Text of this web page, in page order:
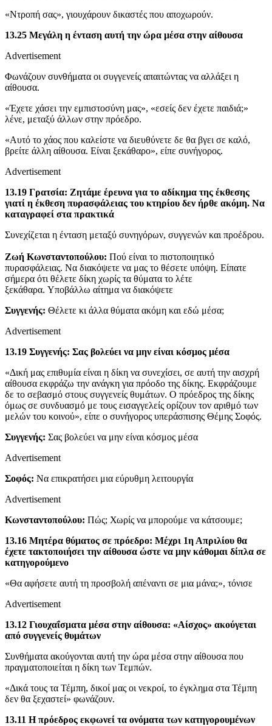
«Ντροπή σας», γιουχάρουν δικαστές που αποχωρούν.
13.25 Μεγάλη η ένταση αυτή την ώρα μέσα στην αίθουσα
Advertisement
Φωνάζουν συνθήματα οι συγγενείς απαιτώντας να αλλάξει η
αίθουσα.
«Έχετε χάσει την εμπιστοσύνη μας», «εσείς δεν έχετε παιδιά;»
λένε, μεταξύ άλλων στην πρόεδρο.
«Αυτό το χάος που καλείστε να διευθύνετε δε θα βγει σε καλό,
βρείτε άλλη αίθουσα. Είναι ξεκάθαρο», είπε συνήγορος.
Advertisement
13.19 Γρατσία: Ζητάμε έρευνα για το αδίκημα της έκθεσης
γιατί η έκθεση πυρασφάλειας του κτηρίου δεν ήρθε ακόμη. Να
καταγραφεί στα πρακτικά
Συνεχίζεται η ένταση μεταξύ συνηγόρων, συγγενών και προέδρου.
Ζωή Κωνσταντοπούλου: Πού είναι το πιστοποιητικό
πυρασφάλειας. Να διακόψετε να μας το θέσετε υπόψη. Είπατε
σήμερα ότι θέλετε δίκη χωρίς τα θύματα το λέτε
ξεκάθαρα. Υποβάλλω αίτημα να διακόψετε
Συγγενής: Θέλετε κι άλλα θύματα ακόμη και εδώ μέσα;
Advertisement
13.19 Συγγενής: Σας βολεύει να μην είναι κόσμος μέσα
«Δική μας επιθυμία είναι η δίκη να συνεχίσει, σε αυτή την αισχρή
αίθουσα εκφράζω την ανάγκη για πρόοδο της δίκης. Εκφράζουμε
δε το σεβασμό στους συγγενείς θυμάτων. Ο πρόεδρος της δίκης
όμως σε συνδυασμό με τους εισαγγελείς ορίζουν τον αριθμό των
μελών του κοινού», είπε ο συνήγορος υπεράσπισης Θέμης Σοφός.
Συγγενής: Σας βολεύει να μην είναι κόσμος μέσα
Advertisement
Σοφός: Να επικρατήσει μια εύρυθμη λειτουργία
Advertisement
Κωνσταντοπούλου: Πώς; Χωρίς να μπορούμε να κάτσουμε;
13.16 Μητέρα θύματος σε πρόεδρο: Μέχρι 1η Απριλίου θα
έχετε τακτοποιήσει την αίθουσα ώστε να μην κάθομαι δίπλα σε
κατηγορούμενο
«Θα αφήσετε αυτή τη προσβολή απέναντι σε μια μάνα;», τόνισε
Advertisement
13.12 Γιουχαΐσματα μέσα στην αίθουσα: «Αίσχος» ακούγεται
από συγγενείς θυμάτων
Συνθήματα ακούγονται αυτή την ώρα μέσα στην αίθουσα που
πραγματοποιείται η δίκη των Τεμπών.
«Δικά τους τα Τέμπη, δικοί μας οι νεκροί, το έγκλημα στα Τέμπη
δεν θα ξεχαστεί» φωνάζουν.
13.11 Η πρόεδρος εκφωνεί τα ονόματα των κατηγορουμένων